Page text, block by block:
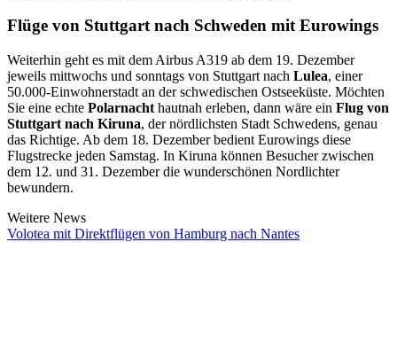
Flüge von Stuttgart nach Schweden mit Eurowings
Weiterhin geht es mit dem Airbus A319 ab dem 19. Dezember
jeweils mittwochs und sonntags von Stuttgart nach Lulea, einer
50.000-Einwohnerstadt an der schwedischen Ostseeküste. Möchten
Sie eine echte Polarnacht hautnah erleben, dann wäre ein Flug von
Stuttgart nach Kiruna, der nördlichsten Stadt Schwedens, genau
das Richtige. Ab dem 18. Dezember bedient Eurowings diese
Flugstrecke jeden Samstag. In Kiruna können Besucher zwischen
dem 12. und 31. Dezember die wunderschönen Nordlichter
bewundern.
Weitere News
Volotea mit Direktflügen von Hamburg nach Nantes